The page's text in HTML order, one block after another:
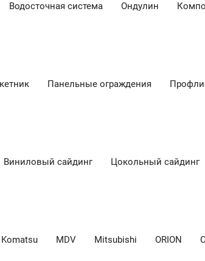
Водосточная система Ондулин
Панельные ограждения
Виниловый сайдинг Цокольный сайдинг
Komatsu MDV Mitsubishi ORION